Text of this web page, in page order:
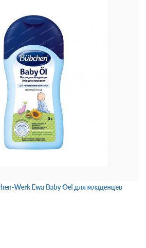
Werk Ewa Baby Oel для младенцев